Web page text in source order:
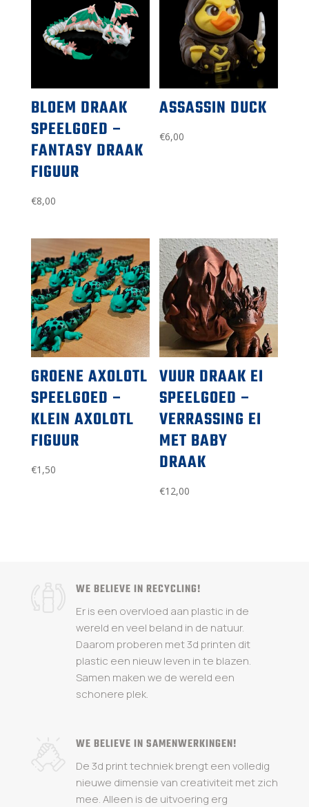
BLOEM DRAAK
SPEELGOED –
FANTASY DRAAK
FIGUUR
€8,00
ASSASSIN DUCK
€6,00
GROENE AXOLOTL
SPEELGOED –
KLEIN AXOLOTL
FIGUUR
€1,50
VUUR DRAAK EI
SPEELGOED –
VERRASSING EI
MET BABY
DRAAK
€12,00
WE BELIEVE IN RECYCLING!
Er is een overvloed aan plastic in de
wereld en veel beland in de natuur.
Daarom proberen met 3d printen dit
plastic een nieuw leven in te blazen.
Samen maken we de wereld een
schonere plek.
WE BELIEVE IN SAMENWERKINGEN!
De 3d print techniek brengt een volledig
nieuwe dimensie van creativiteit met zich
mee. Alleen is de uitvoering erg